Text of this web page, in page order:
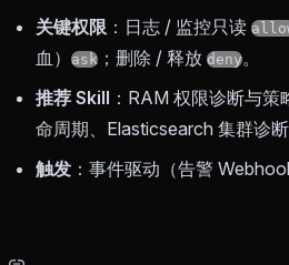
关键权限 ：日志 / 监控只读
血）
ask ；删除 / 释放 deny。
推荐 Skill ：RAM 权限诊断与
命周期、Elasticsearch 集群诊断
触发 ：事件驱动（告警